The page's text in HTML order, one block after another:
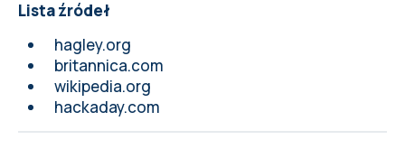
Lista źródeł
hagley.org
britannica.com
wikipedia.org
hackaday.com